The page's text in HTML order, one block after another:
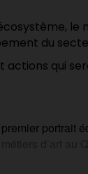
du
qui
portrait